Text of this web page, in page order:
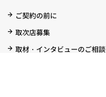
ご契約の前に
取次店募集
取材・インタビューのご相談